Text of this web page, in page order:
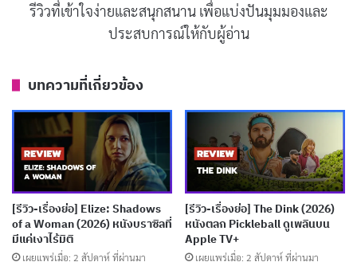
รีวิวและเรื่องย่อ The Running Man (เดอะ
รันนิ่ง แมน)
The Running Manเล่าเรื่องของBen Richardsแสดงโดย
Glen Powell ชายหนุ่มผู้ใช้ชีวิตอยู่ในอพาร์ตเมนต์ขนาดเท่า
โรงจอดรถสองคันพร้อมกับ
Sheila(Jayme Lawson)
รีวิวที่เข้าใจง่ายและสนุกสนาน เพื่อแบ่งปันมุมมองและ
ประสบการณ์ให้กับผู้อ่าน
บทความที่เกี่ยวข้อง
[รีวิว-เรื่องย่อ] Elize: Shadows
of a Woman (2026) หนังบราซิลที่
มีแค่เงาไร้มิติ
เผยแพร่เมื่อ: 2 สัปดาห์ ที่ผ่านมา
[รีวิว-เรื่องย่อ] The Dink (2026)
หนังตลก Pickleball ดูเพลินบน
Apple TV+
เผยแพร่เมื่อ: 2 สัปดาห์ ที่ผ่านมา